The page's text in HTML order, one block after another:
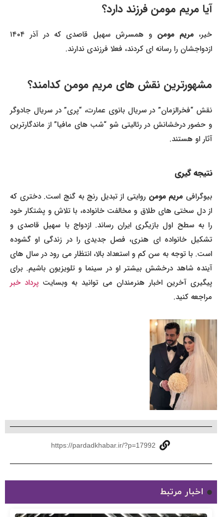
آیا مریم مومن فرزند دارد؟
خیر،مریم مومن
و همسرش سهیل قاصدی که در آذر ۱۴۰۴
ازدواجشان را رسانه ای کردند، فعلا فرزندی ندارند.
مشهورترین نقش های مریم مومن کدامند؟
نقش “فخرالزمان” در سریال بانوی عمارت، “پری” در سریال جادوگر
و حضور درخشانش در رئالیتی شو “شب های مافیا” از ماندگارترین
آثار او هستند.
نتیجه گیری
بیوگرافیمریم مومنروایتی از تبدیل رنج به گنج است. دختری که
از دل سختی های طلاق و مخالفت خانواده، با تلاش و پشتکار خود
را به سطح اول بازیگری ایران رساند. ازدواج با سهیل قاصدی و
تشکیل خانواده ای هنری، فصل جدیدی را در زندگی او گشوده
است. با توجه به سن کم و استعداد بالا، انتظار می رود در سال های
آینده شاهد درخشش بیشتر او در سینما و تلویزیون باشیم. برای
پیگیری آخرین اخبار هنرمندان می توانید به وبسایتپرداد خبر
مراجعه کنید.
https://pardadkhabar.ir/?p=17992
اخبار مرتبط